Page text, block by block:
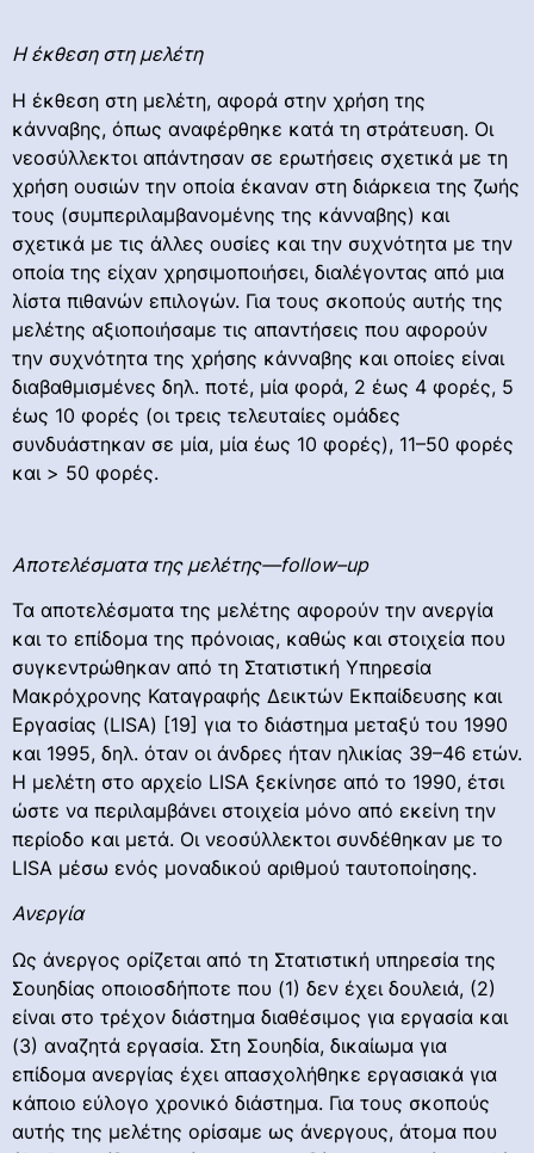
Η έκθεση στη μελέτη
Η έκθεση στη μελέτη, αφορά στην χρήση της
κάνναβης, όπως αναφέρθηκε κατά τη στράτευση. Οι
νεοσύλλεκτοι απάντησαν σε ερωτήσεις σχετικά με τη
χρήση ουσιών την οποία έκαναν στη διάρκεια της ζωής
τους (συμπεριλαμβανομένης της κάνναβης) και
σχετικά με τις άλλες ουσίες και την συχνότητα με την
οποία της είχαν χρησιμοποιήσει, διαλέγοντας από μια
λίστα πιθανών επιλογών. Για τους σκοπούς αυτής της
μελέτης αξιοποιήσαμε τις απαντήσεις που αφορούν
την συχνότητα της χρήσης κάνναβης και οποίες είναι
διαβαθμισμένες δηλ. ποτέ, μία φορά, 2 έως 4 φορές, 5
έως 10 φορές (οι τρεις τελευταίες ομάδες
συνδυάστηκαν σε μία, μία έως 10 φορές), 11–50 φορές
και > 50 φορές.
Αποτελέσματα της μελέτης—follow–up
Τα αποτελέσματα της μελέτης αφορούν την ανεργία
και το επίδομα της πρόνοιας, καθώς και στοιχεία που
συγκεντρώθηκαν από τη Στατιστική Υπηρεσία
Μακρόχρονης Καταγραφής Δεικτών Εκπαίδευσης και
Εργασίας (LISA) [19] για το διάστημα μεταξύ του 1990
και 1995, δηλ. όταν οι άνδρες ήταν ηλικίας 39–46 ετών.
Η μελέτη στο αρχείο LISA ξεκίνησε από το 1990, έτσι
ώστε να περιλαμβάνει στοιχεία μόνο από εκείνη την
περίοδο και μετά. Οι νεοσύλλεκτοι συνδέθηκαν με το
LISA μέσω ενός μοναδικού αριθμού ταυτοποίησης.
Ανεργία
Ως άνεργος ορίζεται από τη Στατιστική υπηρεσία της
Σουηδίας οποιοσδήποτε που (1) δεν έχει δουλειά, (2)
είναι στο τρέχον διάστημα διαθέσιμος για εργασία και
(3) αναζητά εργασία. Στη Σουηδία, δικαίωμα για
επίδομα ανεργίας έχει απασχολήθηκε εργασιακά για
κάποιο εύλογο χρονικό διάστημα. Για τους σκοπούς
αυτής της μελέτης ορίσαμε ως άνεργους, άτομα που